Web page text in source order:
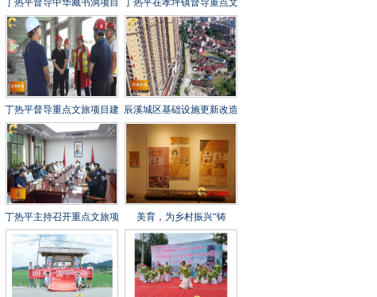
丁热平督导中华藏书洞项目
建设工作时强调 全力攻坚
冲刺 守牢安全底线 打造经
得起检验的精品文旅项目
丁热平在孝坪镇督导重点文
旅项目建设时强调 紧盯节
点 全力冲刺 高标准高质量
高效率推进项目建设
丁热平督导重点文旅项目建
设工作时强调 以匠心打造
百年兵工文化传承新地标
辰溪城区基础设施更新改造
工程全速推进
丁热平主持召开重点文旅项
目建设调度会 全力打造“福
地怀化”文旅新秀
美育，为乡村振兴“铸
魂”——辰溪县罗子山瑶族
乡学校开展大树艺术节